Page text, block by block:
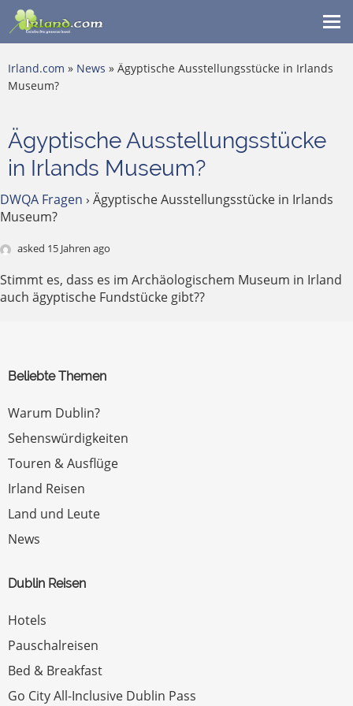
Irland.com » News » Ägyptische Ausstellungsstücke in Irlands
Museum?
Ägyptische Ausstellungsstücke
in Irlands Museum?
DWQA Fragen › Ägyptische Ausstellungsstücke in Irlands
Museum?
asked 15 Jahren ago
Stimmt es, dass es im Archäologischem Museum in Irland
auch ägyptische Fundstücke gibt??
Beliebte Themen
Warum Dublin?
Sehenswürdigkeiten
Touren & Ausflüge
Irland Reisen
Land und Leute
News
Dublin Reisen
Hotels
Pauschalreisen
Bed & Breakfast
Go City All-Inclusive Dublin Pass